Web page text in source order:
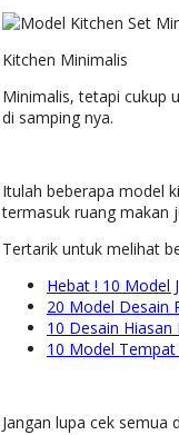
Kitchen Minimalis
Minimalis, tetapi cukup
di samping nya.
Itulah beberapa model
termasuk ruang makan
Tertarik untuk melihat
Hebat ! 10 Model
20 Model Desain
10 Desain
10 Model
Jangan lupa cek